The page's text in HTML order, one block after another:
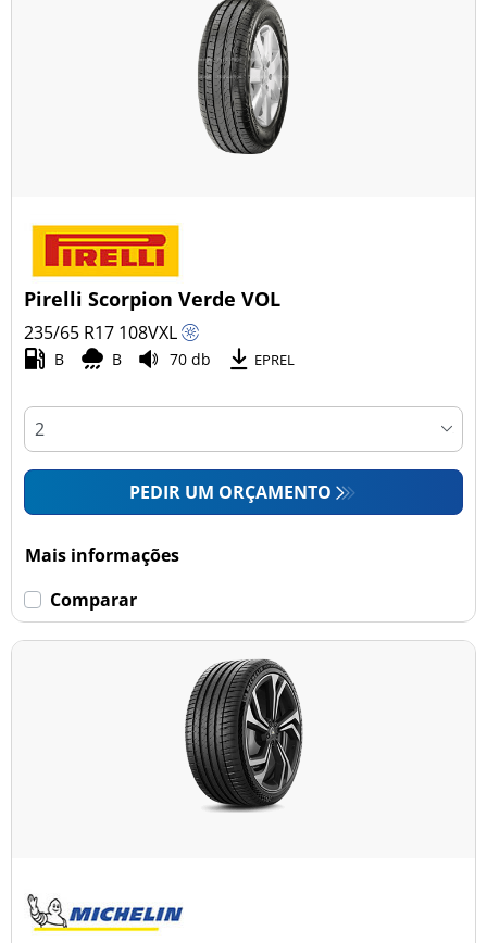
Pirelli Scorpion Verde VOL
235/65 R17 108VXL
B B 70 db EPREL
PEDIR UM ORÇAMENTO
Mais informações
Comparar